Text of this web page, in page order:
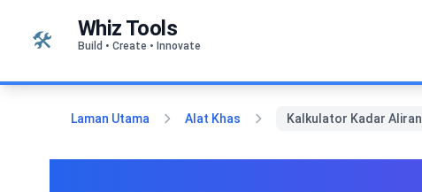
🛠️ Whiz Tools
Build • Create • Innovate
Laman Utama Alat Khas Kalkulator Kadar